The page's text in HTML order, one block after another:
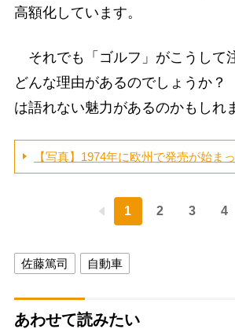
高額化しています。
それでも「ゴルフ」がこうして
どんな理由があるのでしょうか
は語れない魅力があるのかもしれ
【写真】1974年に欧州で発売が始ま
1 2 3 4
佐藤篤司 自動車
あわせて読みたい